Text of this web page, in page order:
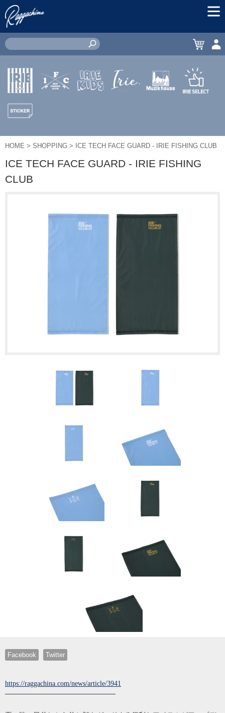
IRIE by
irielife
STICKER
HOME > SHOPPING > ICE TECH FACE GUARD - IRIE FISHING CLUB
ICE TECH FACE GUARD - IRIE FISHING
CLUB
Facebook Twitter
https://raggachina.com/news/article/3941
──────────────────────